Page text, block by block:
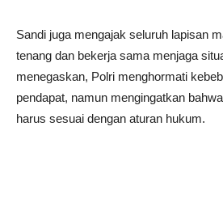
Sandi juga mengajak seluruh lapisan
tenang dan bekerja sama menjaga
menegaskan, Polri menghormati
pendapat, namun mengingatkan
harus sesuai dengan aturan hukum.